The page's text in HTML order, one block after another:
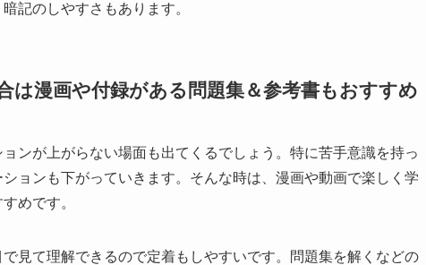
記のしやすさもあります。
は漫画や付録がある問題集＆参考書もおすすめ
ンが上がらない場面も出てくるでしょう。特に苦手意識を持っ
ョンも下がっていきます。そんな時は、漫画や動画で楽しく学
めです。
見て理解できるので定着もしやすいです。問題集を解くなどの